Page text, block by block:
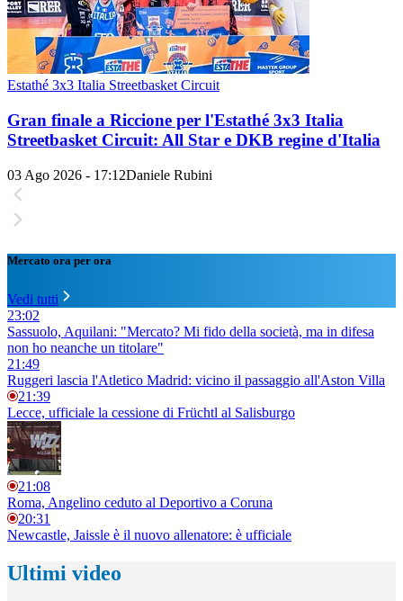
Estathé 3x3 Italia Streetbasket Circuit
Gran finale a Riccione per l'Estathé 3x3 Italia
Streetbasket Circuit: All Star e DKB regine d'Italia
03 Ago 2026 - 17:12Daniele Rubini
Mercato ora per ora
Vedi tutti
23:02
Sassuolo, Aquilani: "Mercato? Mi fido della società, ma in difesa
non ho neanche un titolare"
21:49
Ruggeri lascia l'Atletico Madrid: vicino il passaggio all'Aston Villa
21:39
Lecce, ufficiale la cessione di Früchtl al Salisburgo
21:08
Roma, Angelino ceduto al Deportivo a Coruna
20:31
Newcastle, Jaissle è il nuovo allenatore: è ufficiale
Ultimi video